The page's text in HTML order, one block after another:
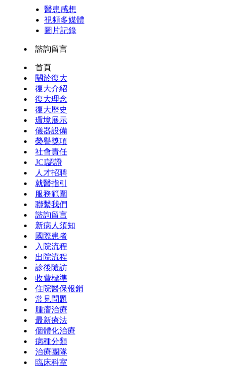
醫患感想
視頻多媒體
圖片記錄
諮詢留言
首頁
關於復大
復大介紹
復大理念
復大歷史
環境展示
儀器設備
榮譽獎項
社會責任
JCI認證
人才招聘
就醫指引
服務範圍
聯繫我們
諮詢留言
新病人須知
國際患者
入院流程
出院流程
診後隨訪
收費標準
住院醫保報銷
常見問題
腫瘤治療
最新療法
個體化治療
病種分類
治療團隊
臨床科室